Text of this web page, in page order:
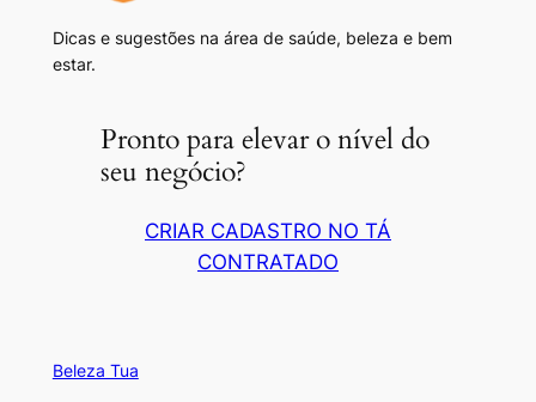
Dicas e sugestões na área de saúde, beleza e bem
estar.
Pronto para elevar o nível do
seu negócio?
CRIAR CADASTRO NO TÁ
CONTRATADO
Beleza Tua